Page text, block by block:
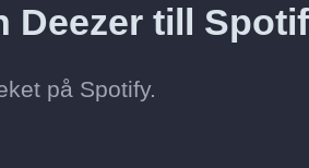
Deezer till
på Spotify.